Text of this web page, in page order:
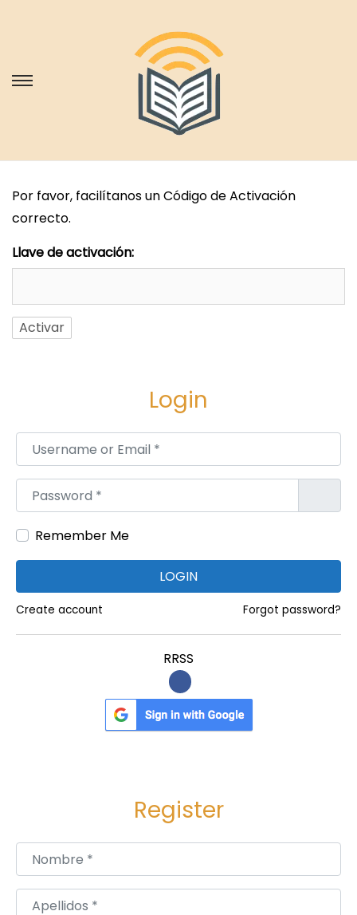
S
a
l
t
r
a
a
ó
S
a
l
t
r
c
i
Por favor, facilítanos un Código de Activación
correcto.
Llave de activación:
Login
Username or Email*
Password*
Remember Me
LOGIN
Create account Forgot password?
RRSS
Register
Nombre*
Apellidos*